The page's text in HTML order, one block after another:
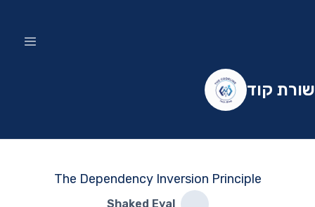
שורת קוד
The Dependency Inversion Principle
Shaked Eyal